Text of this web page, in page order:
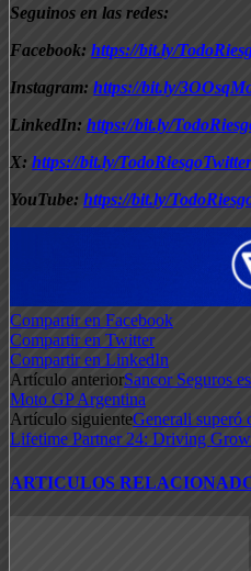
Seguinos en las redes:
Facebook: https://bit.ly/
Instagram: https://bit.ly/
LinkedIn: https://bit.ly/
X: https://bit.ly/TodoRiesgoTwitter
YouTube: https://bit.ly/
Compartir en Facebook
Compartir en Twitter
Compartir en LinkedIn
Artículo anteriorSancor Seguros
Moto GP Argentina
Artículo siguienteGenerali superó
Lifetime Partner 24: Driving
ARTICULOS